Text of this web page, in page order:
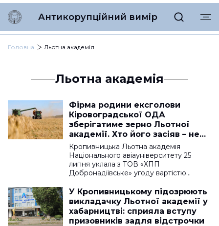
Антикорупційний вимір
Головна Льотна академія
Льотна академія
Фірма родини ексголови
Кіровоградської ОДА
зберігатиме зерно Льотної
академії. Хто його засіяв – не
зрозуміло
Кропивницька Льотна академія
Національного авіауніверситету 25
липня уклала з ТОВ «ХПП
Добронадіївське» угоду вартістю…
У Кропивницькому підозрюють
викладачку Льотної академії у
хабарництві: сприяла вступу
призовників задля відстрочки